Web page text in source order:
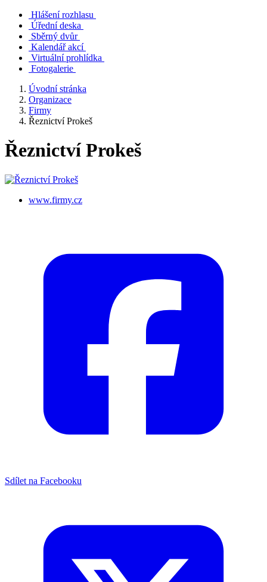
Hlášení rozhlasu
Úřední deska
Sběrný dvůr
Kalendář akcí
Virtuální prohlídka
Fotogalerie
Úvodní stránka
Organizace
Firmy
Řeznictví Prokeš
Řeznictví Prokeš
www.firmy.cz
Sdílet na Facebooku